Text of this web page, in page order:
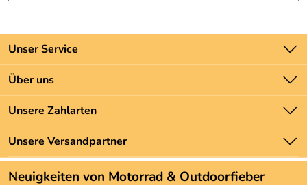
Unser Service
Kontakt
Batteriegesetz
Newsletter
Zahlung und Versand
Über uns
Unsere Bestseller
Marken
Neu
Angebote
Unsere Zahlarten
Unsere Versandpartner
Neuigkeiten von Motorrad & Outdoorfieber